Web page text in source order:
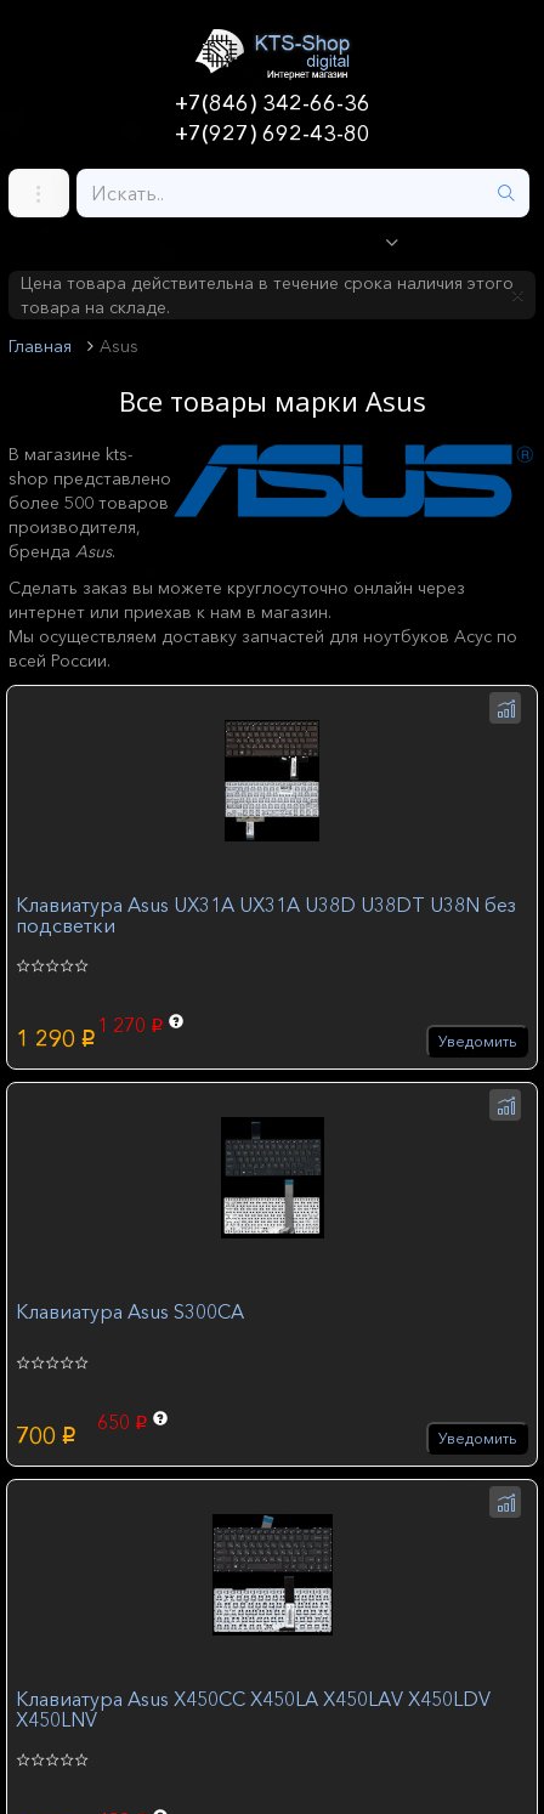
+7(846) 342-66-36
+7(927) 692-43-80
Цена товара действительна в течение срока наличия этого
товара на складе.
Главная
Asus
Все товары марки Asus
В магазине kts-
shop представлено
более 500 товаров
производителя,
бренда Asus.
Сделать заказ вы можете круглосуточно онлайн через
интернет или приехав к нам в магазин.
Мы осуществляем доставку запчастей для ноутбуков Асус по
всей России.
Клавиатура Asus UX31A UX31A U38D U38DT U38N без
подсветки
1 290 p
1 270 p
Уведомить
Клавиатура Asus S300CA
700 p
650 p
Уведомить
Клавиатура Asus X450CC X450LA X450LAV X450LDV
X450LNV